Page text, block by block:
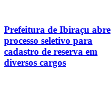
Prefeitura de Ibiraçu abre
processo seletivo para
cadastro de reserva em
diversos cargos